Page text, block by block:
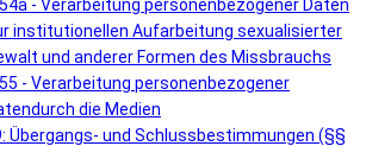
- Verarbeitung personenbezogener Daten
institutionellen Aufarbeitung sexualisierter
und anderer Formen des Missbrauchs
- Verarbeitung personenbezogener
die Medien
Übergangs- und Schlussbestimmungen (§§